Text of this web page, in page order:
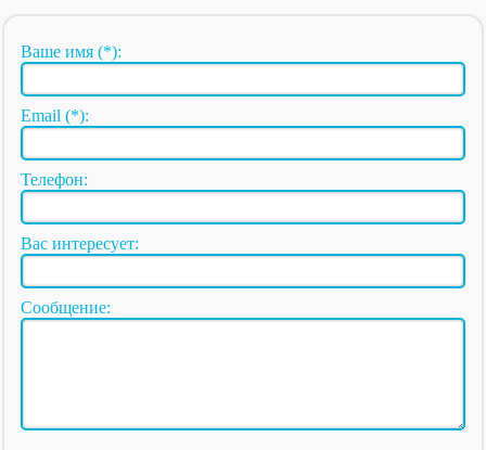
Ваше имя (*):
Email (*):
Телефон:
Вас интересует:
Сообщение: